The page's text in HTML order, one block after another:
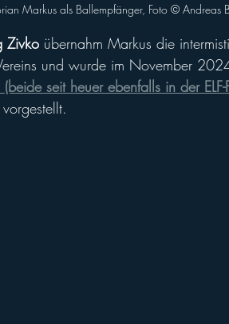
Markus als Ballempfänger, Foto ©️ Andreas
Zivko übernahm Markus die
und wurde im November
seit heuer ebenfalls in der ELF-
vorgestellt.